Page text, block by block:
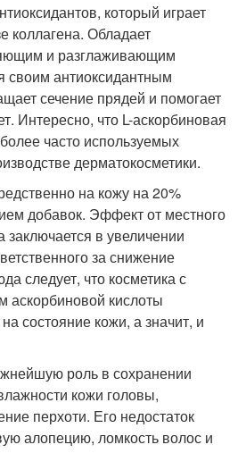
который играет
коллагена. Обладает
и разглаживающим
своим антиоксидантным
сечение прядей и помогает
Интересно, что L-аскорбиновая
часто используемых
дерматокосметики.
на кожу на 20%
добавок. Эффект от местного
в увеличении
за снижение
следует, что косметика с
аскорбиновой кислоты
состояние кожи, а значит, и
роль в сохранении
кожи головы,
перхоти. Его недостаток
алопецию, ломкость волос и